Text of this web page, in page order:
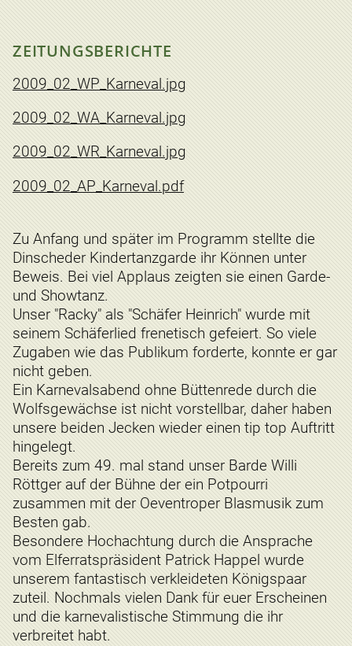
ZEITUNGSBERICHTE
2009_02_WP_Karneval.jpg
2009_02_WA_Karneval.jpg
2009_02_WR_Karneval.jpg
2009_02_AP_Karneval.pdf
Zu Anfang und später im Programm stellte die
Dinscheder Kindertanzgarde ihr Können unter
Beweis. Bei viel Applaus zeigten sie einen Garde-
und Showtanz.
Unser "Racky" als "Schäfer Heinrich" wurde mit
seinem Schäferlied frenetisch gefeiert. So viele
Zugaben wie das Publikum forderte, konnte er gar
nicht geben.
Ein Karnevalsabend ohne Büttenrede durch die
Wolfsgewächse ist nicht vorstellbar, daher haben
unsere beiden Jecken wieder einen tip top Auftritt
hingelegt.
Bereits zum 49. mal stand unser Barde Willi
Röttger auf der Bühne der ein Potpourri
zusammen mit der Oeventroper Blasmusik zum
Besten gab.
Besondere Hochachtung durch die Ansprache
vom Elferratspräsident Patrick Happel wurde
unserem fantastisch verkleideten Königspaar
zuteil. Nochmals vielen Dank für euer Erscheinen
und die karnevalistische Stimmung die ihr
verbreitet habt.